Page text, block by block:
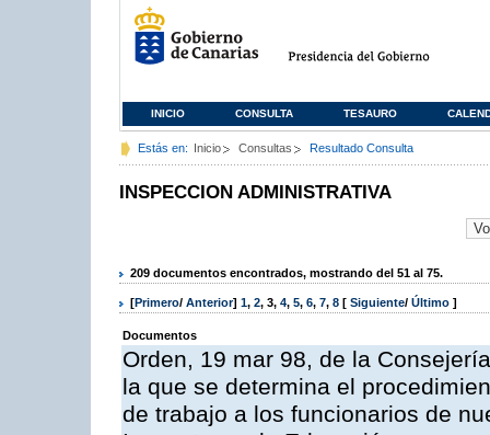
INICIO CONSULTA TESAURO
Estás en: Inicio Consultas Resultado Consulta
INSPECCION ADMINISTRATIVA
209 documentos encontrados, mostrando del 51 al 75.
[Primero/ Anterior] 1, 2, 3, 4, 5, 6, 7, 8 [ Siguiente/ Último ]
Documentos
Orden, 19 mar 98, de la
la que se determina el
de trabajo a los funcionarios de